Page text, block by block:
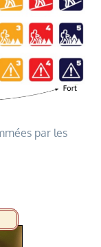
par les